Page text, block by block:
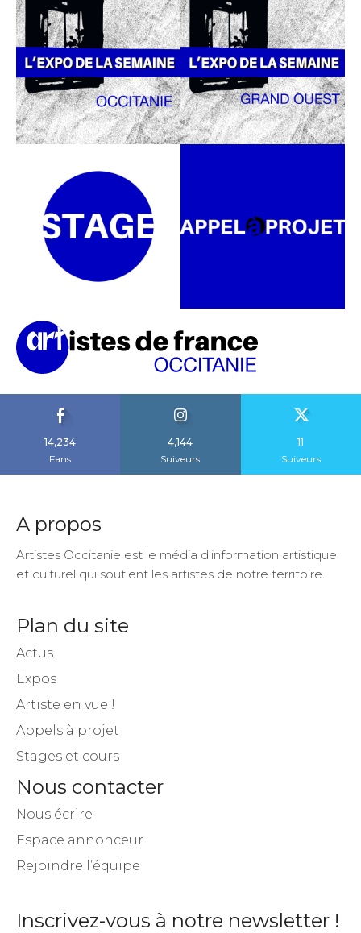
14,234
Fans
4,144
Suiveurs
11
Suiveurs
A propos
Artistes Occitanie est le média d’information artistique
et culturel qui soutient les artistes de notre territoire.
Plan du site
Actus
Expos
Artiste en vue !
Appels à projet
Stages et cours
Nous contacter
Nous écrire
Espace annonceur
Rejoindre l’équipe
Inscrivez-vous à notre newsletter !